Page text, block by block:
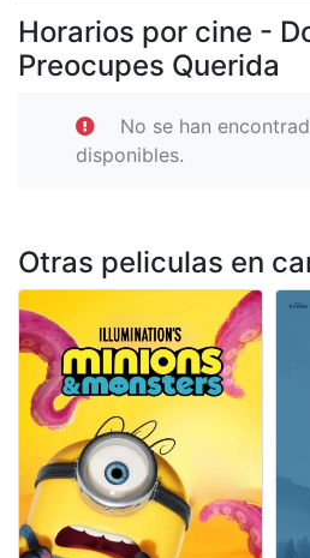
Horarios por cine -
Preocupes Querida
No se han
disponibles.
Otras peliculas en